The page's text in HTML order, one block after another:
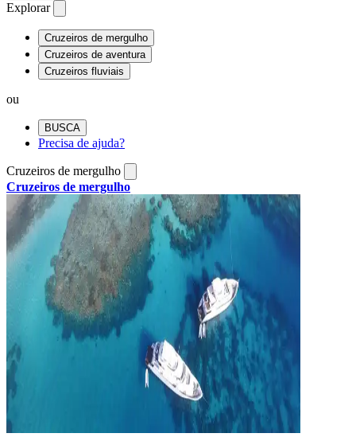
Explorar
Cruzeiros de mergulho
Cruzeiros de aventura
Cruzeiros fluviais
ou
BUSCA
Precisa de ajuda?
Cruzeiros de mergulho
Cruzeiros de mergulho